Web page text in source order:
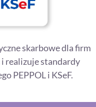
skarbowe dla firm
realizuje standardy
PEPPOL i KSeF.